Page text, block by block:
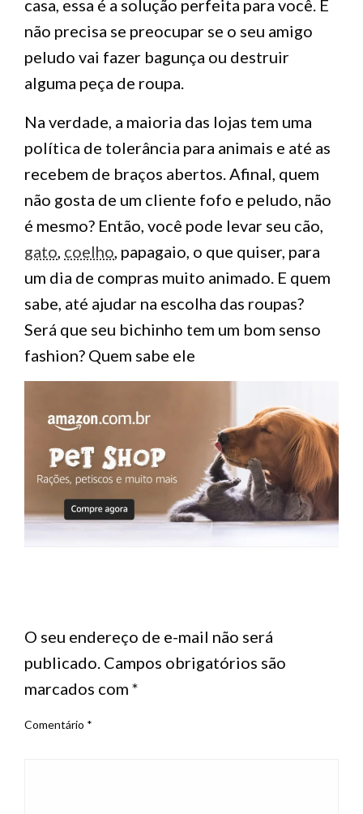
casa, essa é a solução perfeita para você. E
não precisa se preocupar se o seu amigo
peludo vai fazer bagunça ou destruir
alguma peça de roupa.
Na verdade, a maioria das lojas tem uma
política de tolerância para animais e até as
recebem de braços abertos. Afinal, quem
não gosta de um cliente fofo e peludo, não
é mesmo? Então, você pode levar seu cão,
gato, coelho, papagaio, o que quiser, para
um dia de compras muito animado. E quem
sabe, até ajudar na escolha das roupas?
Será que seu bichinho tem um bom senso
fashion? Quem sabe ele
O seu endereço de e-mail não será
publicado. Campos obrigatórios são
marcados com *
Comentário *